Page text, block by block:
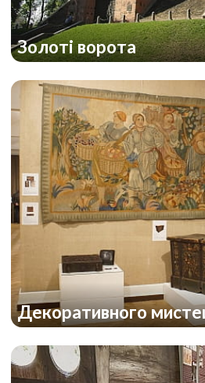
Золоті ворота
Декоративного